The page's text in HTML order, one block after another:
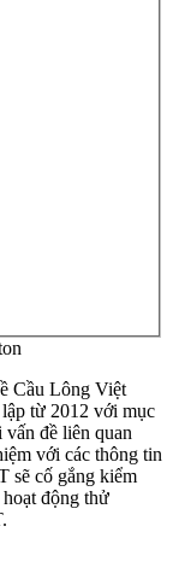
Cầu Lông Việt
từ 2012 với mục
đề liên quan
với các thông tin
sẽ cố gắng kiểm
hoạt động thử